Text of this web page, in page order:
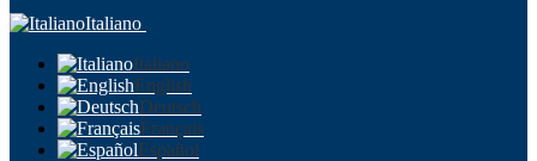
Italiano
Italiano
English
Deutsch
Français
Español